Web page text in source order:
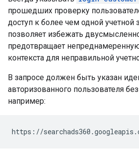
прошедших проверку
доступ к более чем одной учетной
позволяет избежать
предотвращает
контекста для неправильной
В запросе должен быть указан
авторизованного пользователя
например:
https://